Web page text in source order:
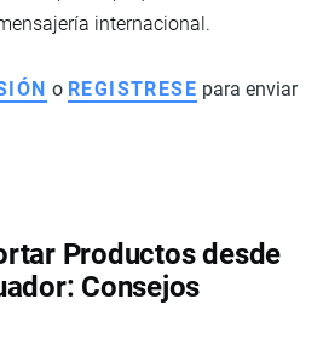
internacional.
o REGISTRESE para enviar
Productos desde
Consejos